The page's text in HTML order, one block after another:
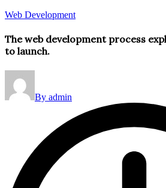
Web Development
The web development process
to launch.
By admin